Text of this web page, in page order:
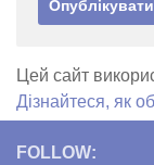
Цей сайт
Дізнайтеся, як
FOLLOW: